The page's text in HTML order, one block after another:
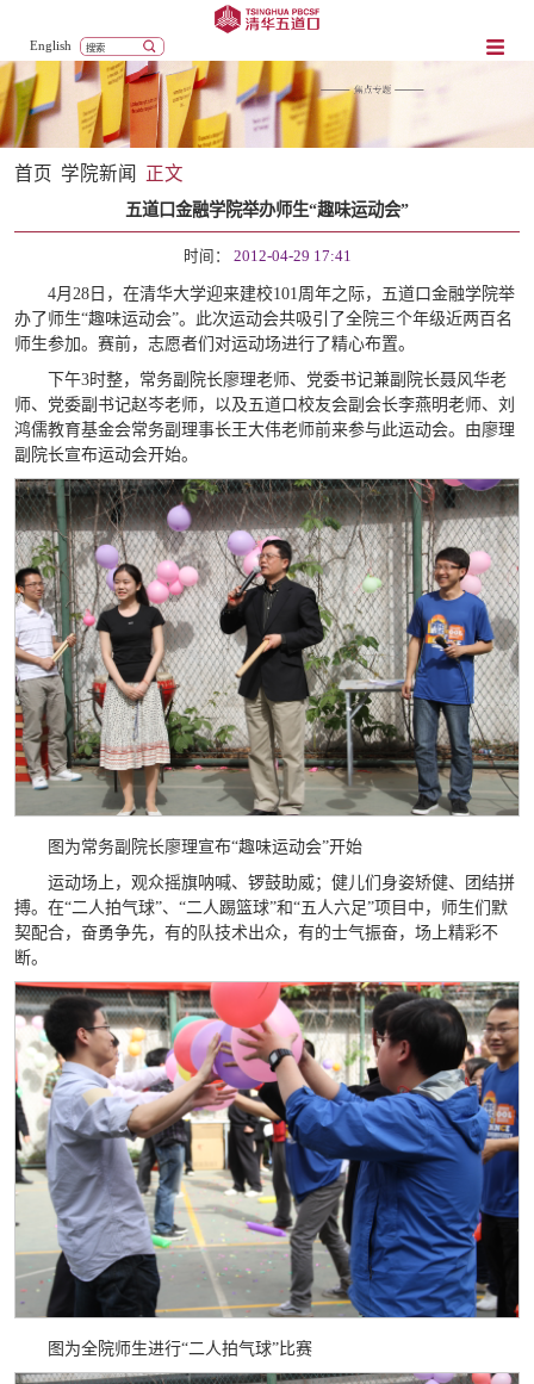
English
首页 学院新闻 正文
五道口金融学院举办师生“趣味运动会”
时间： 2012-04-29 17:41
4月28日，在清华大学迎来建校101周年之际，五道口金融学院举
办了师生“趣味运动会”。此次运动会共吸引了全院三个年级近两百名
师生参加。赛前，志愿者们对运动场进行了精心布置。
下午3时整，常务副院长廖理老师、党委书记兼副院长聂风华老
师、党委副书记赵岑老师，以及五道口校友会副会长李燕明老师、刘
鸿儒教育基金会常务副理事长王大伟老师前来参与此运动会。由廖理
副院长宣布运动会开始。
图为常务副院长廖理宣布“趣味运动会”开始
运动场上，观众摇旗呐喊、锣鼓助威；健儿们身姿矫健、团结拼
搏。在“二人拍气球”、“二人踢篮球”和“五人六足”项目中，师生们默
契配合，奋勇争先，有的队技术出众，有的士气振奋，场上精彩不
断。
图为全院师生进行“二人拍气球”比赛